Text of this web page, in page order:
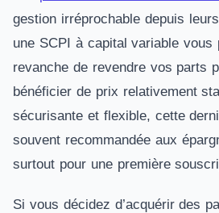
gestion irréprochable depuis
une SCPI à capital variable vous
revanche de revendre vos parts
bénéficier de prix relativement
sécurisante et flexible, cette
souvent recommandée aux
surtout pour une première
Si vous décidez d’acquérir des